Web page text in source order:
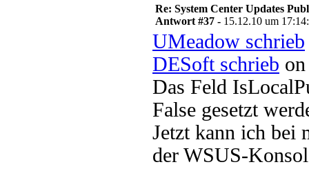
Re: System Center Updates
Antwort #37 - 15.12.10 um
UMeadow schrieb
DESoft schrieb
Das Feld
False gesetzt
Jetzt kann ich bei
der WSUS-